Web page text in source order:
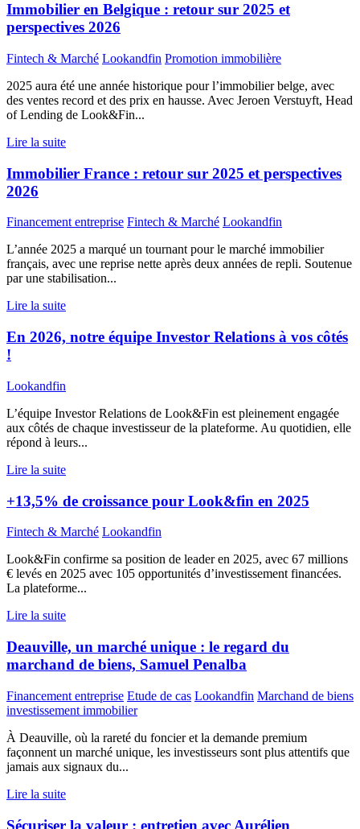
Immobilier en Belgique : retour sur 2025 et
perspectives 2026
Fintech & Marché Lookandfin Promotion immobilière
2025 aura été une année historique pour l’immobilier belge, avec
des ventes record et des prix en hausse. Avec Jeroen Verstuyft, Head
of Lending de Look&Fin...
Lire la suite
Immobilier France : retour sur 2025 et perspectives
2026
Financement entreprise Fintech & Marché Lookandfin
L’année 2025 a marqué un tournant pour le marché immobilier
français, avec une reprise nette après deux années de repli. Soutenue
par une stabilisation...
Lire la suite
En 2026, notre équipe Investor Relations à vos côtés
!
Lookandfin
L’équipe Investor Relations de Look&Fin est pleinement engagée
aux côtés de chaque investisseur de la plateforme. Au quotidien, elle
répond à leurs...
Lire la suite
+13,5% de croissance pour Look&fin en 2025
Fintech & Marché Lookandfin
Look&Fin confirme sa position de leader en 2025, avec 67 millions
€ levés en 2025 avec 105 opportunités d’investissement financées.
La plateforme...
Lire la suite
Deauville, un marché unique : le regard du
marchand de biens, Samuel Penalba
Financement entreprise Etude de cas Lookandfin Marchand de biens
investissement immobilier
À Deauville, où la rareté du foncier et la demande premium
façonnent un marché unique, les investisseurs sont plus attentifs que
jamais aux signaux du...
Lire la suite
Sécuriser la valeur : entretien avec Aurélien